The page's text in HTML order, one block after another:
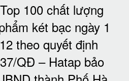
100 chất lượng
két bạc ngày 1
theo quyết định
QĐ – Hatap bảo